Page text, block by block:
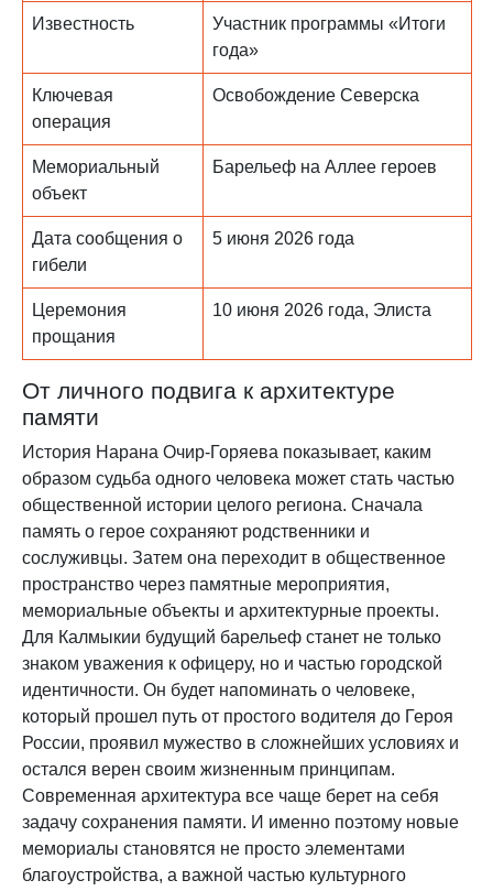
Известность
Участник программы «Итоги
года»
Ключевая
операция
Освобождение Северска
Мемориальный
объект
Барельеф на Аллее героев
Дата сообщения о
гибели
5 июня 2026 года
Церемония
прощания
10 июня 2026 года, Элиста
От личного подвига к архитектуре
памяти
История Нарана Очир-Горяева показывает, каким
образом судьба одного человека может стать частью
общественной истории целого региона. Сначала
память о герое сохраняют родственники и
сослуживцы. Затем она переходит в общественное
пространство через памятные мероприятия,
мемориальные объекты и архитектурные проекты.
Для Калмыкии будущий барельеф станет не только
знаком уважения к офицеру, но и частью городской
идентичности. Он будет напоминать о человеке,
который прошел путь от простого водителя до Героя
России, проявил мужество в сложнейших условиях и
остался верен своим жизненным принципам.
Современная архитектура все чаще берет на себя
задачу сохранения памяти. И именно поэтому новые
мемориалы становятся не просто элементами
благоустройства, а важной частью культурного